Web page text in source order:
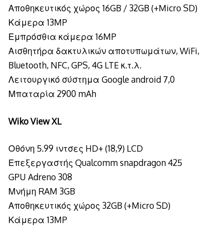
Αποθηκευτικός χώρος 16GB / 32GB (+Micro SD)
Κάμερα 13MP
Εμπρόσθια κάμερα 16MP
Αισθητήρα δακτυλικών αποτυπωμάτων, WiFi,
Bluetooth, NFC, GPS, 4G LTE κ.τ.λ.
Λειτουργικό σύστημα Google android 7,0
Μπαταρία 2900 mAh
Wiko View XL
Οθόνη 5.99 ιντσες HD+ (18,9) LCD
Επεξεργαστής Qualcomm snapdragon 425
GPU Adreno 308
Μνήμη RAM 3GB
Αποθηκευτικός χώρος 32GB (+Micro SD)
Κάμερα 13MP